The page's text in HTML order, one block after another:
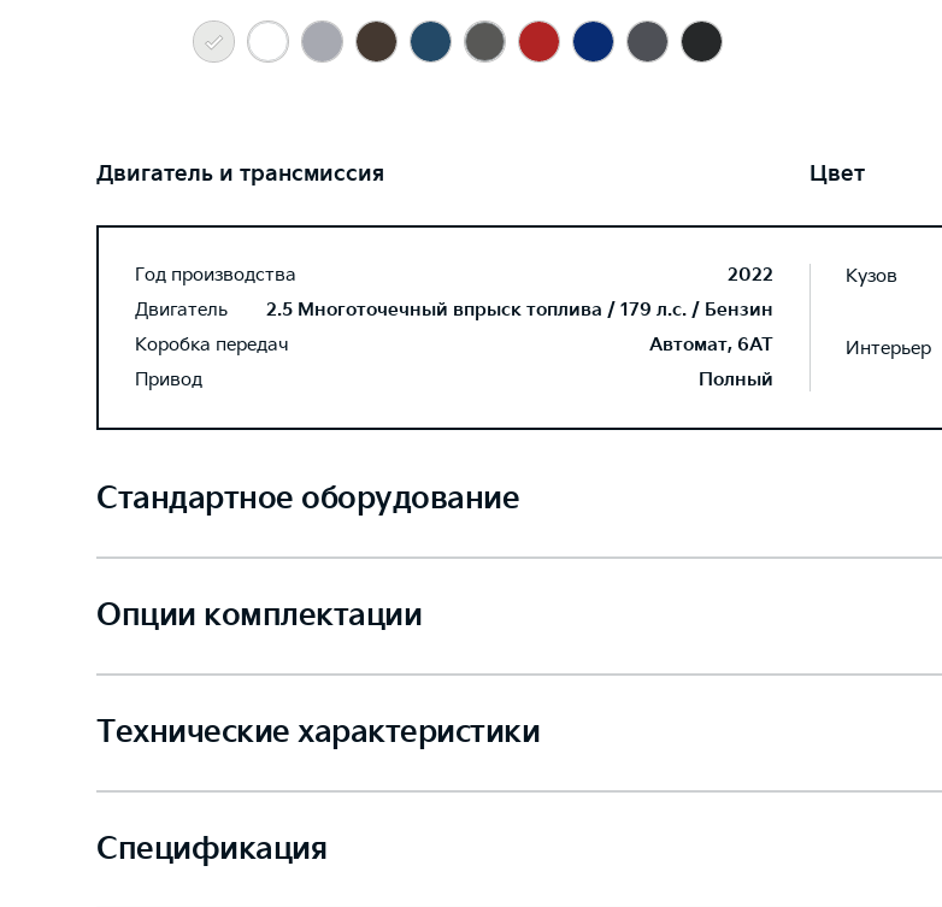
Двигатель и трансмиссия
Год производства
2022
Двигатель
2.5 Многоточечный впрыск топлива / 179 л.с. / Бензин
Коробка передач
Автомат, 6AT
Привод
Полный
Цвет
Кузов
Интерьер
Стандартное оборудование
Опции комплектации
Технические характеристики
Спецификация